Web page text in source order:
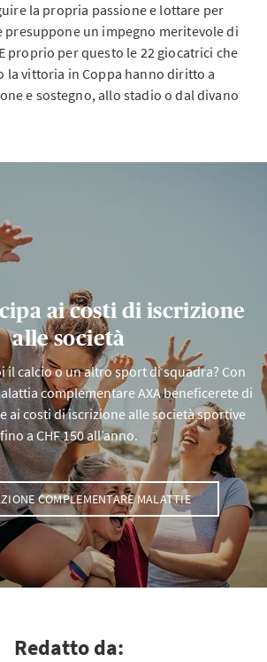
la propria passione e lottare per
presuppone un impegno meritevole di
proprio per questo le 22 giocatrici che
la vittoria in Coppa hanno diritto a
e sostegno, allo stadio o dal divano
ai costi di iscrizione
alle società
il calcio o un altro sport di squadra? Con
complementare AXA beneficerete di
ai costi di iscrizione alle società sportive
fino a CHF 150 all’anno.
COMPLEMENTARE MALATTIE
Redatto da: